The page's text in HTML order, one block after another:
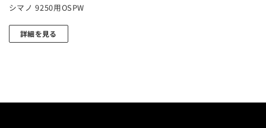
シマノ 9250用OSPW
詳細を見る